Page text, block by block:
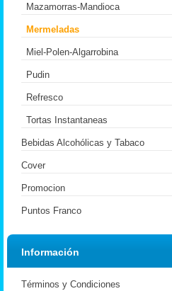
Mazamorras-Mandioca
Mermeladas
Miel-Polen-Algarrobina
Pudin
Refresco
Tortas Instantaneas
Bebidas Alcohólicas y Tabaco
Cover
Promocion
Puntos Franco
Información
Términos y Condiciones